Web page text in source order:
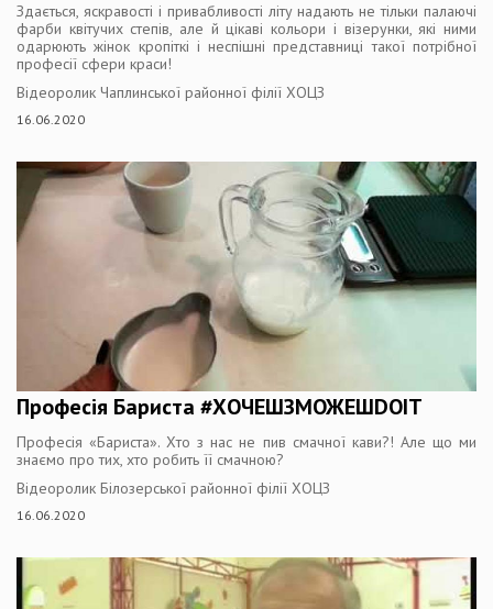
Здається, яскравості і привабливості літу надають не тільки палаючі
фарби квітучих степів, але й цікаві кольори і візерунки, які ними
одарюють жінок кропіткі і неспішні представниці такої потрібної
професії сфери краси!
Відеоролик Чаплинської районної філії ХОЦЗ
16.06.2020
Професія Бариста #ХОЧЕШЗМОЖЕШDOIT
Професія «Бариста». Хто з нас не пив смачної кави?! Але що ми
знаємо про тих, хто робить її смачною?
Відеоролик Білозерської районної філії ХОЦЗ
16.06.2020